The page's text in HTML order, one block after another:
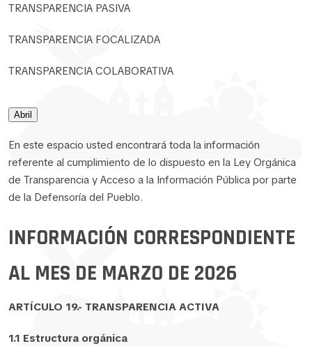
TRANSPARENCIA PASIVA
TRANSPARENCIA FOCALIZADA
TRANSPARENCIA COLABORATIVA
Abril
En este espacio usted encontrará toda la información
referente al cumplimiento de lo dispuesto en la Ley Orgánica
de Transparencia y Acceso a la Información Pública por parte
de la Defensoría del Pueblo.
INFORMACIÓN CORRESPONDIENTE
AL MES DE MARZO DE 2026
ARTÍCULO 19.- TRANSPARENCIA ACTIVA
1.1 Estructura orgánica